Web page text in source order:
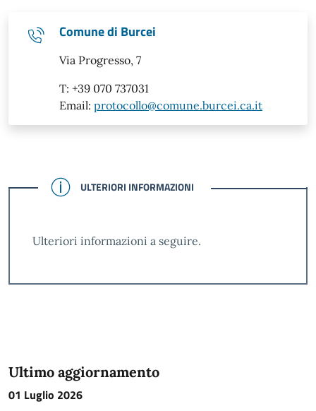
Comune di Burcei
Via Progresso, 7
T: +39 070 737031
Email: protocollo@comune.burcei.ca.it
CONFERMATO
ULTERIORI INFORMAZIONI
Ulteriori informazioni a seguire.
Ultimo aggiornamento
01 Luglio 2026